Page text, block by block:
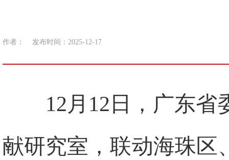
作者： 发布时间：2025-12-17
12月12日，广东
献研究室，联动海珠区